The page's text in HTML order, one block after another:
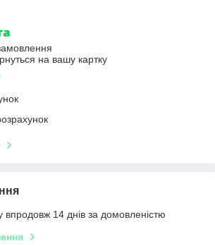
на вашу картку
впродовж 14 днів за домовленістю